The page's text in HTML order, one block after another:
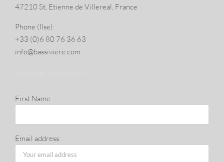
47210 St. Eti­enne de Villereal, France
Phone (Ilse):
+33 (0)6 80 76 36 63
info@​bassiviere.​com
First Name
Email address: